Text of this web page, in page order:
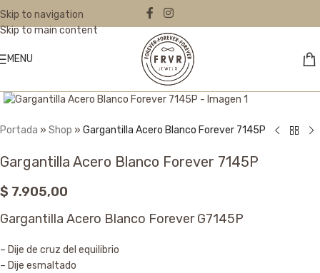
Skip to navigation
Skip to main content
MENU
Portada » Shop » Gargantilla Acero Blanco Forever 7145P
Gargantilla Acero Blanco Forever 7145P
$ 7.905,00
Gargantilla Acero Blanco Forever G7145P
– Dije de cruz del equilibrio
– Dije esmaltado